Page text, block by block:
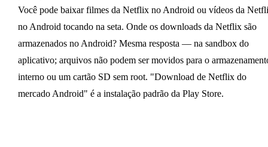
Você pode baixar filmes da Netflix no Android ou vídeos da
no Android tocando na seta. Onde os downloads da Netflix são
armazenados no Android? Mesma resposta — na sandbox do
aplicativo; arquivos não podem ser movidos para o
interno ou um cartão SD sem root. "Download de Netflix do
mercado Android" é a instalação padrão da Play Store.